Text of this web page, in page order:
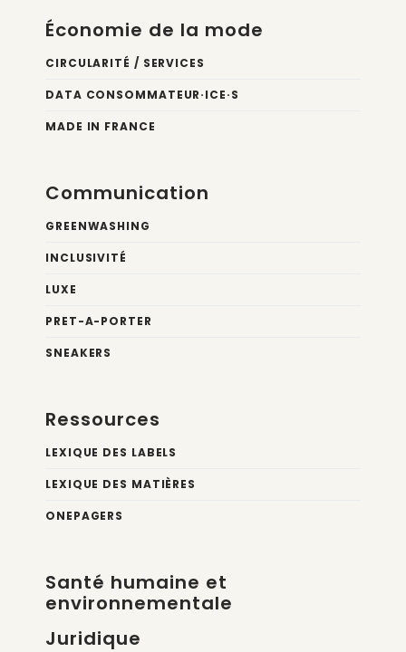
Économie de la mode
CIRCULARITÉ / SERVICES
DATA CONSOMMATEUR·ICE·S
MADE IN FRANCE
Communication
GREENWASHING
INCLUSIVITÉ
LUXE
PRET-A-PORTER
SNEAKERS
Ressources
LEXIQUE DES LABELS
LEXIQUE DES MATIÈRES
ONEPAGERS
Santé humaine et
environnementale
Juridique